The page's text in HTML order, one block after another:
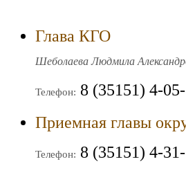
Глава КГО
Шеболаева Людмила
Телефон: 8 (35151) 4-
Приемная главы
Телефон: 8 (35151) 4-